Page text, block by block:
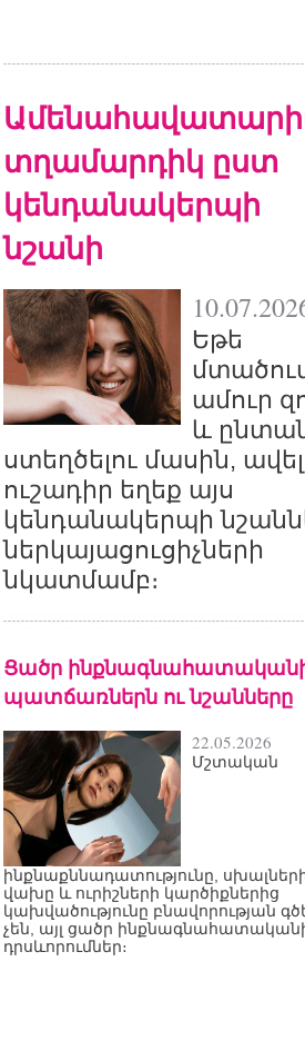
տղամարդիկ ըստ
կենդանակերպի
նշանի
Եթե
ամուր
և
ստեղծելու մասին,
ուշադիր եղեք այս
կենդանակերպի
ներկայացուցիչների
նկատմամբ։
Ցածր
պատճառներն ու նշանները
22.05.2026
Մշտական
ինքնաքննադատությունը,
վախը և ուրիշների կարծիքներից
կախվածությունը բնավորության
չեն, այլ ցածր
դրսևորումներ։